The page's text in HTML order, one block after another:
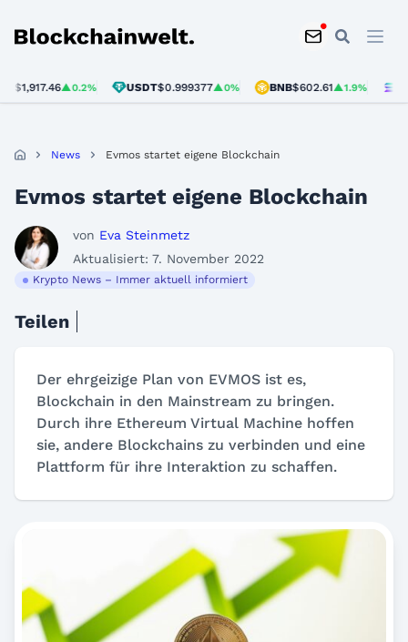
Blockchainwelt
▲0.2% USDT$0.999377▲0% BNB$602.61▲1.9% SOL
News Evmos startet eigene Blockchain
Evmos startet eigene Blockchain
von Eva Steinmetz
Aktualisiert: 7. November 2022
Krypto News – Immer aktuell informiert
Teilen
Der ehrgeizige Plan von EVMOS ist es,
Blockchain in den Mainstream zu bringen.
Durch ihre Ethereum Virtual Machine hoffen
sie, andere Blockchains zu verbinden und eine
Plattform für ihre Interaktion zu schaffen.